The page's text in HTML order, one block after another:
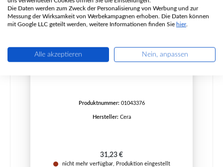
Cera Blackline 3 Bodenstein rechts
Produktnummer: 01043376
Hersteller: Cera
Regulärer Preis:
31,23 €
nicht mehr verfügbar, Produktion eingestellt
Die Daten werden zum Zweck der Personalisierung von Werbung und zur
Messung der Wirksamkeit von Werbekampagnen erhoben. Die Daten können
mit Google LLC geteilt werden, weitere Informationen finden Sie hier.
Alle akzeptieren Nein, anpassen